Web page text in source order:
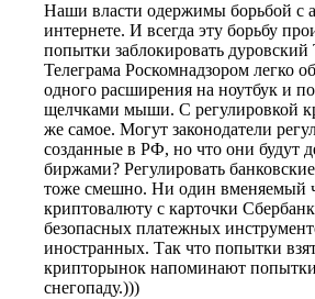
Наши власти одержимы борьбой с
интернете. И всегда эту борьбу
попытки заблокировать
Телеграма Роскомнадзором легко
одного расширения на ноутбук и
щелчками мыши. С регулировкой
же самое. Могут законодатели
созданные в РФ, но что они будут
биржами? Регулировать
тоже смешно. Ни один вменяемый
криптовалюту с карточки
безопасных платежных
иностранных. Так что попытки
крипторынок напоминают попытки
снегопаду.)))